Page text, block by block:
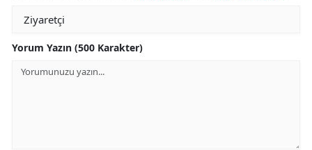
Yorum Yazın (500 Karakter)